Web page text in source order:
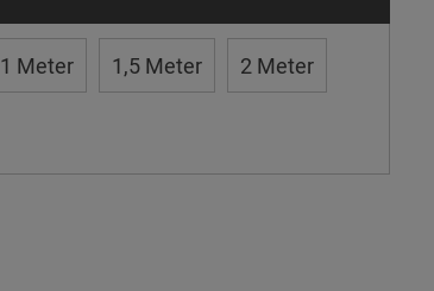
1 Meter 1,5 Meter 2 Meter